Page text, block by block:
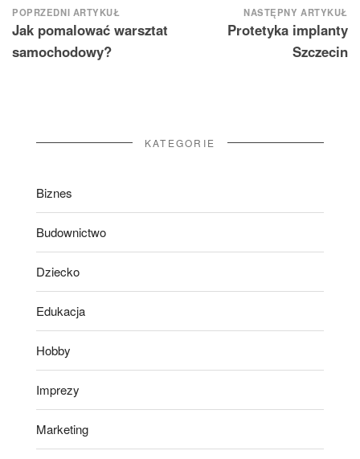
Nawigacja
wpisu
POPRZEDNI ARTYKUŁ
Jak pomalować warsztat
samochodowy?
NASTĘPNY ARTYKUŁ
Protetyka implanty
Szczecin
KATEGORIE
Biznes
Budownictwo
Dziecko
Edukacja
Hobby
Imprezy
Marketing